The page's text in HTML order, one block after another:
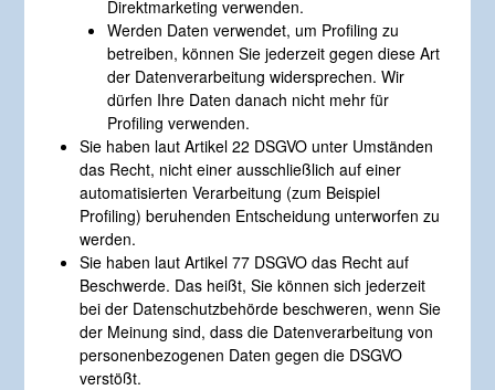
Direktmarketing verwenden.
Werden Daten verwendet, um Profiling zu
betreiben, können Sie jederzeit gegen diese Art
der Datenverarbeitung widersprechen. Wir
dürfen Ihre Daten danach nicht mehr für
Profiling verwenden.
Sie haben laut Artikel 22 DSGVO unter Umständen
das Recht, nicht einer ausschließlich auf einer
automatisierten Verarbeitung (zum Beispiel
Profiling) beruhenden Entscheidung unterworfen zu
werden.
Sie haben laut Artikel 77 DSGVO das Recht auf
Beschwerde. Das heißt, Sie können sich jederzeit
bei der Datenschutzbehörde beschweren, wenn Sie
der Meinung sind, dass die Datenverarbeitung von
personenbezogenen Daten gegen die DSGVO
verstößt.